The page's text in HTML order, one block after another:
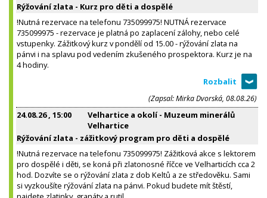
Rýžování zlata - Kurz pro děti a dospělé
!Nutná rezervace na telefonu 735099975! NUTNÁ rezervace
735099975 - rezervace je platná po zaplacení zálohy, nebo celé
vstupenky. Zážitkový kurz v pondělí od 15.00 - rýžování zlata na
pánvi i na splavu pod vedením zkušeného prospektora. Kurz je na
4 hodiny.
(Zapsal: Mirka Dvorská, 08.08.26)
24.08.26, 15:00
Velhartice a okolí - Muzeum minerálů
Velhartice
Rýžování zlata - zážitkový program pro děti a dospělé
!Nutná rezervace na telefonu 735099975! Zážitková akce s lektorem
pro dospělé i děti, se koná při zlatonosné říčce ve Velharticích cca 2
hod. Dozvíte se o rýžování zlata z dob Keltů a ze středověku. Sami
si vyzkoušíte rýžování zlata na pánvi. Pokud budete mít štěstí,